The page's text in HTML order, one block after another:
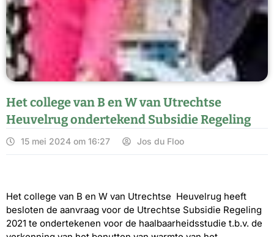
Het college van B en W van Utrechtse
Heuvelrug ondertekend Subsidie Regeling
15 mei 2024 om 16:27 Jos du Floo
Het college van B en W van Utrechtse Heuvelrug heeft
besloten de aanvraag voor de Utrechtse Subsidie Regeling
2021 te ondertekenen voor de haalbaarheidsstudie t.b.v. de